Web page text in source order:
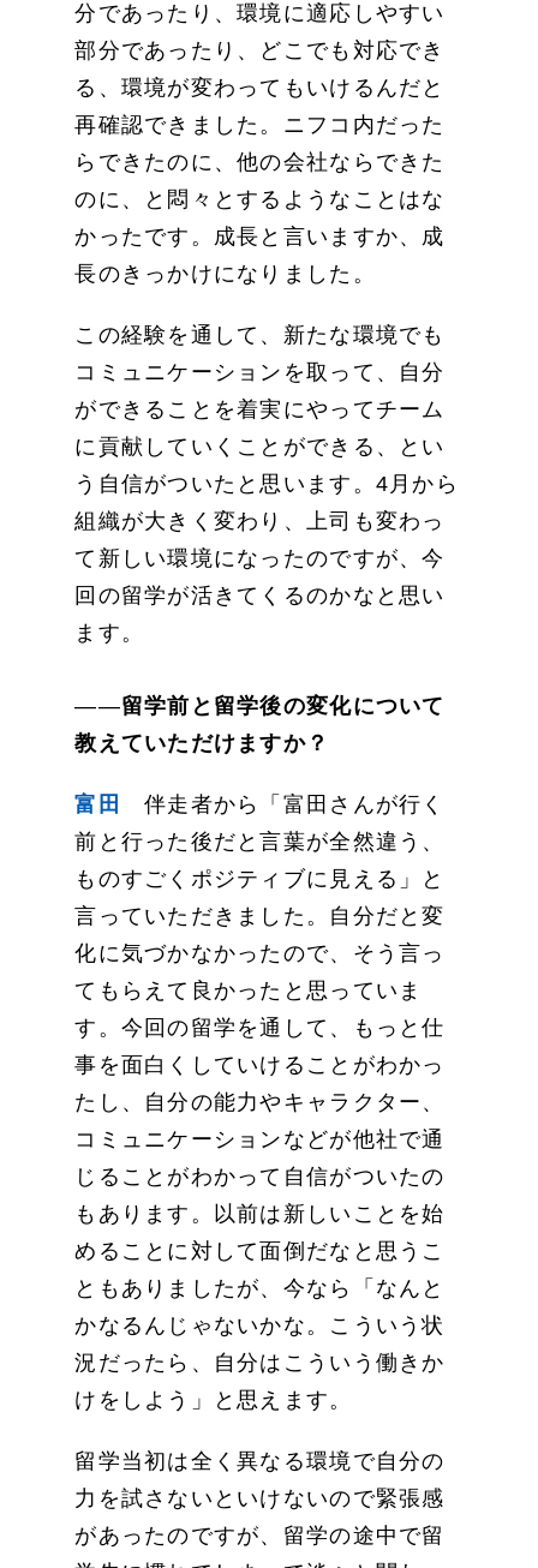
分であったり、環境に適応しやすい
部分であったり、どこでも対応でき
る、環境が変わってもいけるんだと
再確認できました。ニフコ内だった
らできたのに、他の会社ならできた
のに、と悶々とするようなことはな
かったです。成長と言いますか、成
長のきっかけになりました。
この経験を通して、新たな環境でも
コミュニケーションを取って、自分
ができることを着実にやってチーム
に貢献していくことができる、とい
う自信がついたと思います。4月から
組織が大きく変わり、上司も変わっ
て新しい環境になったのですが、今
回の留学が活きてくるのかなと思い
ます。
――留学前と留学後の変化について
教えていただけますか？
富田
伴走者から「富田さんが行く
前と行った後だと言葉が全然違う、
ものすごくポジティブに見える」と
言っていただきました。自分だと変
化に気づかなかったので、そう言っ
てもらえて良かったと思っていま
す。今回の留学を通して、もっと仕
事を面白くしていけることがわかっ
たし、自分の能力やキャラクター、
コミュニケーションなどが他社で通
じることがわかって自信がついたの
もあります。以前は新しいことを始
めることに対して面倒だなと思うこ
ともありましたが、今なら「なんと
かなるんじゃないかな。こういう状
況だったら、自分はこういう働きか
けをしよう」と思えます。
留学当初は全く異なる環境で自分の
力を試さないといけないので緊張感
があったのですが、留学の途中で留